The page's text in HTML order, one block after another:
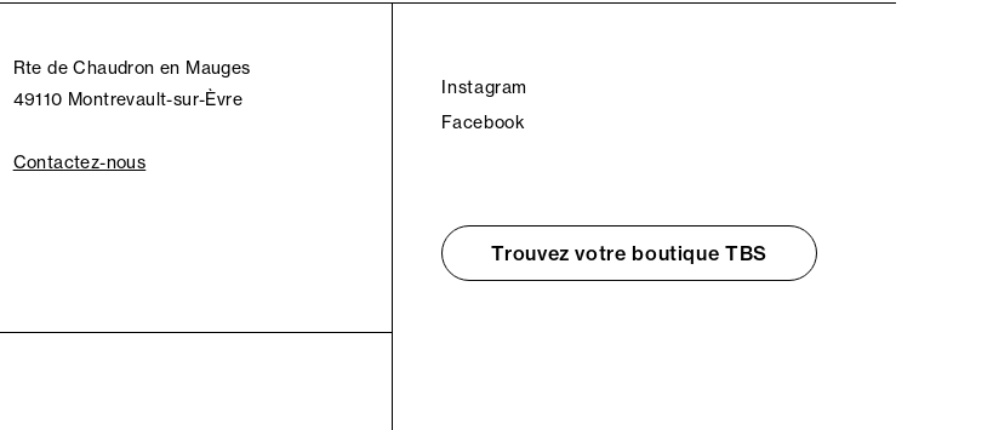
Rte de Chaudron en Mauges
49110 Montrevault-sur-Èvre
Contactez-nous
Instagram
Facebook
Trouvez votre boutique TBS